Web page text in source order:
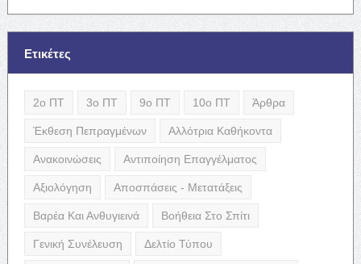
Ετικέτες
2ο ΠΤ 3ο ΠΤ 9ο ΠΤ 10ο ΠΤ Άρθρα
Έκθεση Πεπραγμένων Αλλότρια Καθήκοντα
Ανακοινώσεις Αντιποίηση Επαγγέλματος
Αξιολόγηση Αποσπάσεις - Μετατάξεις
Βαρέα Και Ανθυγιεινά Βοήθεια Στο Σπίτι
Γενική Συνέλευση Δελτίο Τύπου